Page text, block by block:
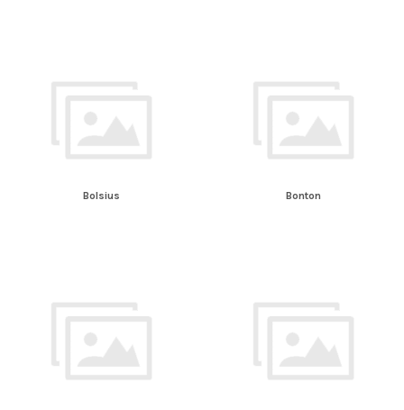
Bolsius Bonton